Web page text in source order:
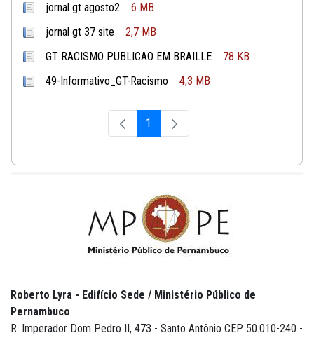
jornal gt agosto2
6 MB
jornal gt 37 site
2,7 MB
GT RACISMO PUBLICAO EM BRAILLE
78 KB
49-Informativo_GT-Racismo
4,3 MB
Página
1
Roberto Lyra - Edifício Sede / Ministério Público de
Pernambuco
R. Imperador Dom Pedro II, 473 - Santo Antônio CEP 50.010-240 -